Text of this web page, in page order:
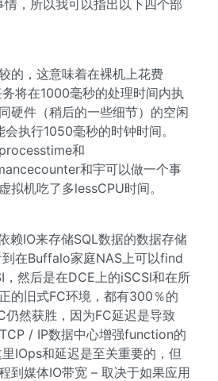
，所以我可以指出以下四个部
的，这意味着在裸机上花费
将在1000毫秒的处理时间内执
硬件（稍后的一些细节）的空闲
执行1050毫秒的时钟时间。
和
和宇可以做一个事
拟机吃了多lessCPU时间。
赖IO来存储SQL数据的数据存储
在Buffalo家庭NAS上可以find
，然后是在DCE上的iSCSI和在所
的旧式FC环境，都有300％的
仍然获胜，因为FC延迟是导致
/ IP数据中心增强function的
IOps和延迟是至关重要的，但
到媒体IO带宽 – 取决于如果应用